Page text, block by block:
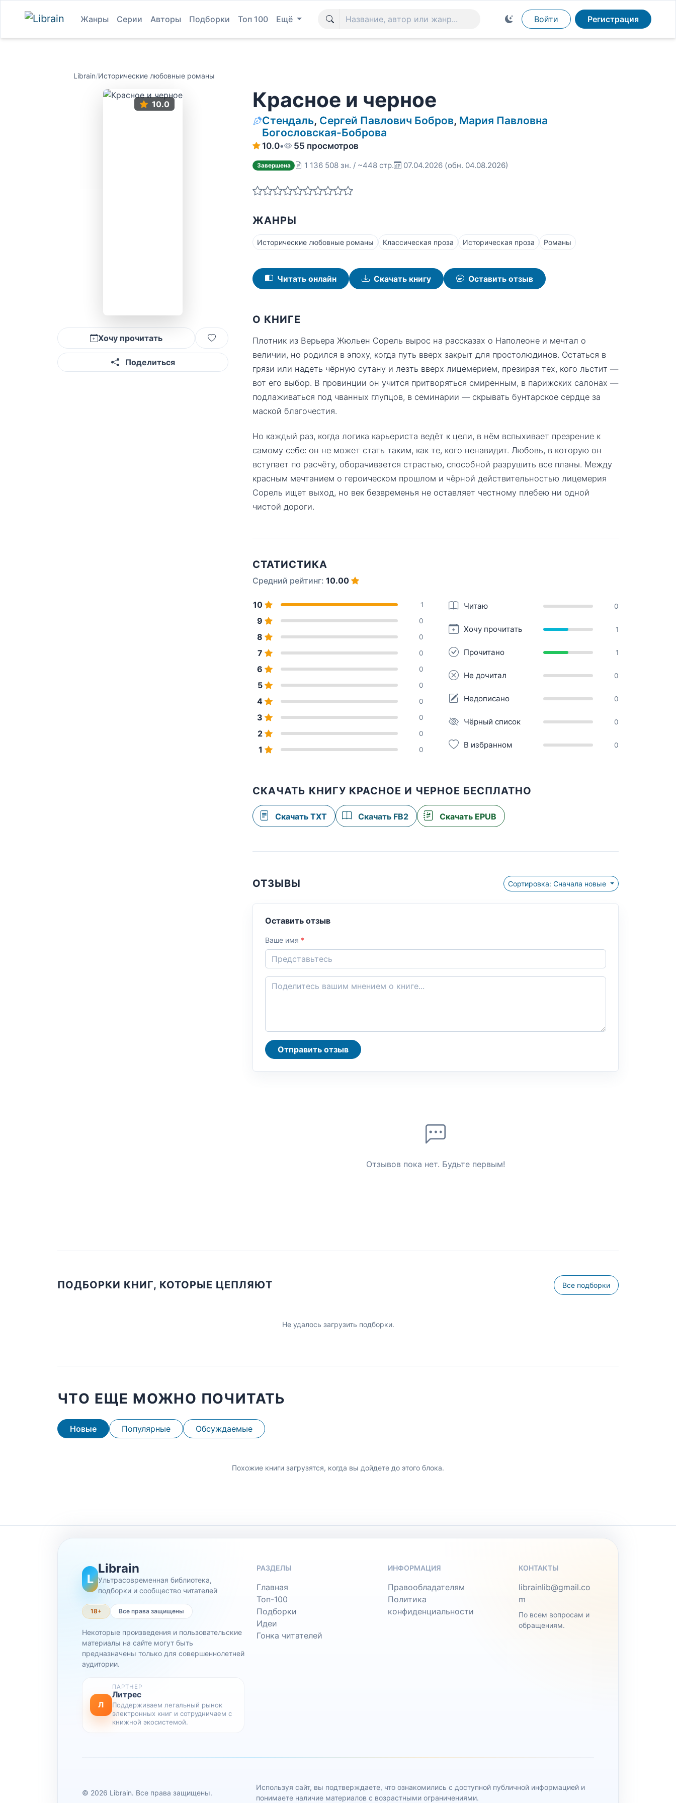
Жанры Серии Авторы Подборки Топ 100 Ещё Войти Регистрация
Librain/Исторические любовные романы
10.0
Хочу прочитать
Поделиться
Красное и черное
Стендаль, Сергей Павлович Бобров, Мария Павловна
Богословская-Боброва
10.0• 55 просмотров
Завершена 1 136 508 зн. / ~448 стр. 07.04.2026 (обн. 04.08.2026)
ЖАНРЫ
Исторические любовные романы Классическая проза Историческая проза Романы
Читать онлайн Скачать книгу Оставить отзыв
О КНИГЕ
Плотник из Верьера Жюльен Сорель вырос на рассказах о Наполеоне и мечтал о
величии, но родился в эпоху, когда путь вверх закрыт для простолюдинов. Остаться в
грязи или надеть чёрную сутану и лезть вверх лицемерием, презирая тех, кого льстит —
вот его выбор. В провинции он учится притворяться смиренным, в парижских салонах —
подлаживаться под чванных глупцов, в семинарии — скрывать бунтарское сердце за
маской благочестия.
Но каждый раз, когда логика карьериста ведёт к цели, в нём вспыхивает презрение к
самому себе: он не может стать таким, как те, кого ненавидит. Любовь, в которую он
вступает по расчёту, оборачивается страстью, способной разрушить все планы. Между
красным мечтанием о героическом прошлом и чёрной действительностью лицемерия
Сорель ищет выход, но век безвременья не оставляет честному плебею ни одной
чистой дороги.
СТАТИСТИКА
Средний рейтинг: 10.00
10 1
9 0
8 0
7 0
6 0
5 0
4 0
3 0
2 0
1 0
Читаю 0
Хочу прочитать 1
Прочитано 1
Не дочитал 0
Недописано 0
Чёрный список 0
В избранном 0
СКАЧАТЬ КНИГУ КРАСНОЕ И ЧЕРНОЕ БЕСПЛАТНО
Скачать TXT Скачать FB2 Скачать EPUB
ОТЗЫВЫ Сортировка: Сначала новые
Оставить отзыв
Ваше имя *
Отправить отзыв
Отзывов пока нет. Будьте первым!
ПОДБОРКИ КНИГ, КОТОРЫЕ ЦЕПЛЯЮТ Все подборки
Не удалось загрузить подборки.
ЧТО ЕЩЕ МОЖНО ПОЧИТАТЬ
Новые Популярные Обсуждаемые
Похожие книги загрузятся, когда вы дойдете до этого блока.
L
Librain
Ультрасовременная библиотека,
подборки и сообщество читателей
18+ Все права защищены
Некоторые произведения и пользовательские
материалы на сайте могут быть
предназначены только для совершеннолетней
аудитории.
Л
ПАРТНЕР
Литрес
Поддерживаем легальный рынок
электронных книг и сотрудничаем с
книжной экосистемой.
РАЗДЕЛЫ
Главная
Топ-100
Подборки
Идеи
Гонка читателей
ИНФОРМАЦИЯ
Правообладателям
Политика
конфиденциальности
КОНТАКТЫ
librainlib@gmail.co
m
По всем вопросам и
обращениям.
© 2026 Librain. Все права защищены.
Используя сайт, вы подтверждаете, что ознакомились с доступной публичной информацией и
понимаете наличие материалов с возрастными ограничениями.